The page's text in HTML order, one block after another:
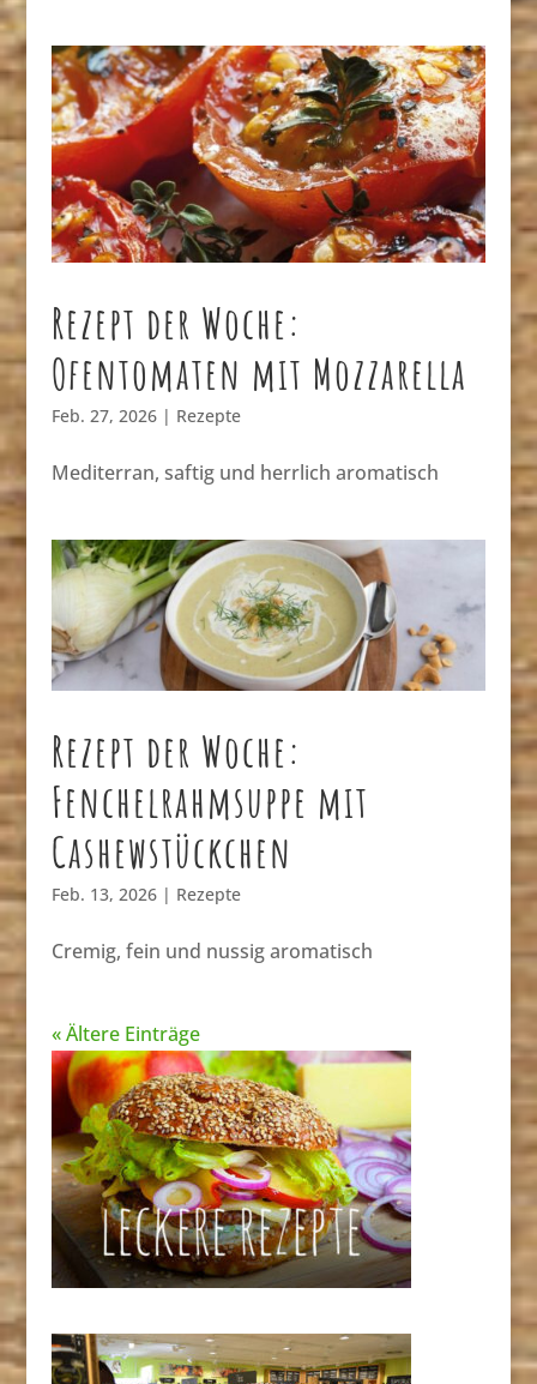
Rezept der Woche:
Ofentomaten mit Mozzarella
Feb. 27, 2026| Rezepte
Mediterran, saftig und herrlich aromatisch
Rezept der Woche:
Fenchelrahmsuppe mit
Cashewstückchen
Feb. 13, 2026| Rezepte
Cremig, fein und nussig aromatisch
« Ältere Einträge